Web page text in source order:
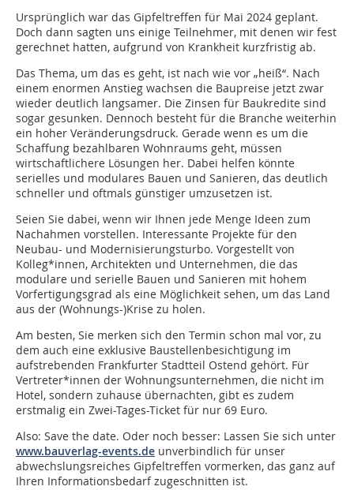
Ursprünglich war das Gipfeltreffen für Mai 2024 geplant.
Doch dann sagten uns einige Teilnehmer, mit denen wir fest
gerechnet hatten, aufgrund von Krankheit kurzfristig ab.
Das Thema, um das es geht, ist nach wie vor „heiß“. Nach
einem enormen Anstieg wachsen die Baupreise jetzt zwar
wieder deutlich langsamer. Die Zinsen für Baukredite sind
sogar gesunken. Dennoch besteht für die Branche weiterhin
ein hoher Veränderungsdruck. Gerade wenn es um die
Schaffung bezahlbaren Wohnraums geht, müssen
wirtschaftlichere Lösungen her. Dabei helfen könnte
serielles und modulares Bauen und Sanieren, das deutlich
schneller und oftmals günstiger umzusetzen ist.
Seien Sie dabei, wenn wir Ihnen jede Menge Ideen zum
Nachahmen vorstellen. Interessante Projekte für den
Neubau- und Modernisierungsturbo. Vorgestellt von
Kolleg*innen, Architekten und Unternehmen, die das
modulare und serielle Bauen und Sanieren mit hohem
Vorfertigungsgrad als eine Möglichkeit sehen, um das Land
aus der (Wohnungs-)Krise zu holen.
Am besten, Sie merken sich den Termin schon mal vor, zu
dem auch eine exklusive Baustellenbesichtigung im
aufstrebenden Frankfurter Stadtteil Ostend gehört. Für
Vertreter*innen der Wohnungsunternehmen, die nicht im
Hotel, sondern zuhause übernachten, gibt es zudem
erstmalig ein Zwei-Tages-Ticket für nur 69 Euro.
Also: Save the date. Oder noch besser: Lassen Sie sich unter
www.bauverlag-events.de unverbindlich für unser
abwechslungsreiches Gipfeltreffen vormerken, das ganz auf
Ihren Informationsbedarf zugeschnitten ist.